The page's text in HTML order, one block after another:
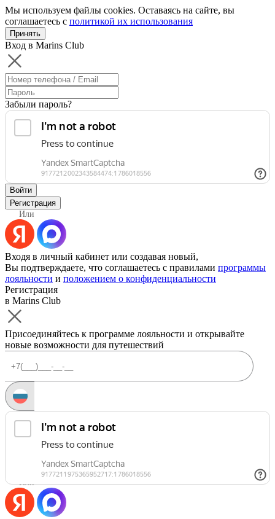
Мы используем файлы cookies. Оставаясь на сайте, вы
соглашаетесь с политикой их использования
Принять
Вход в Marins Club
Забыли пароль?
Войти
Регистрация
Или
Входя в личный кабинет или создавая новый,
Вы подтверждаете, что соглашаетесь с правилами программы
лояльности и положением о конфиденциальности
Регистрация
в Marins Club
Присоединяйтесь к программе лояльности и открывайте
новые возможности для путешествий
Запросить код
Уже есть аккаунт?Войти
Или